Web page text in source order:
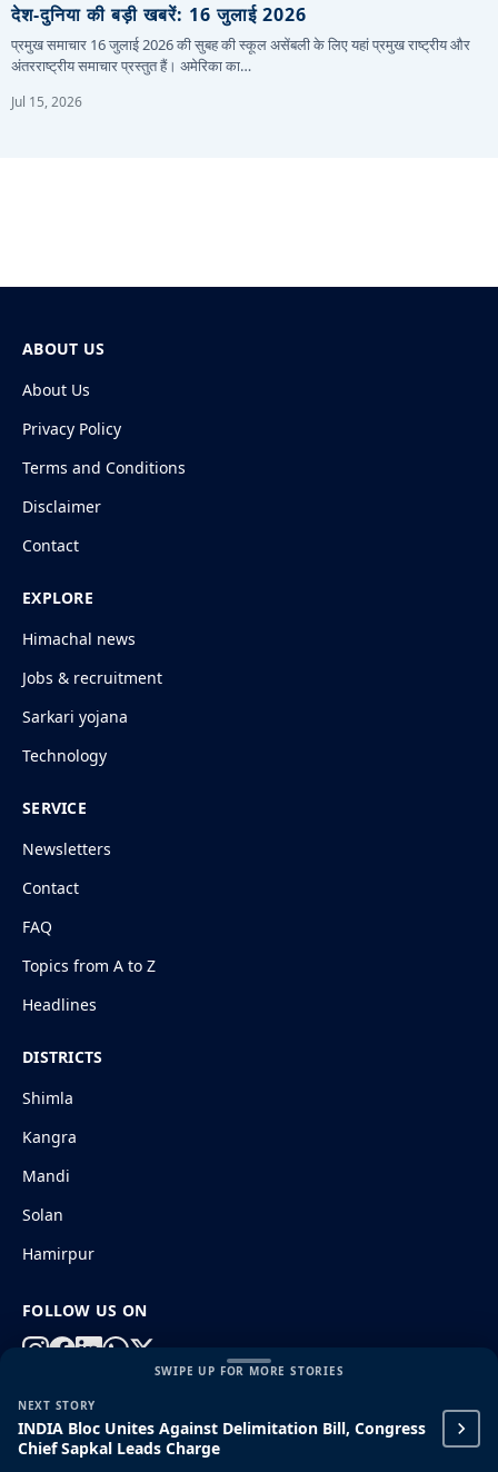
देश-दुनिया की बड़ी खबरें: 16 जुलाई 2026
प्रमुख समाचार 16 जुलाई 2026 की सुबह की स्कूल असेंबली के लिए यहां प्रमुख राष्ट्रीय और
अंतरराष्ट्रीय समाचार प्रस्तुत हैं। अमेरिका का…
Jul 15, 2026
SWIPE UP FOR MORE STORIES
NEXT STORY
INDIA Bloc Unites Against Delimitation Bill, Congress
Chief Sapkal Leads Charge
ABOUT US
About Us
Privacy Policy
Terms and Conditions
Disclaimer
Contact
EXPLORE
Himachal news
Jobs & recruitment
Sarkari yojana
Technology
SERVICE
Newsletters
Contact
FAQ
Topics from A to Z
Headlines
DISTRICTS
Shimla
Kangra
Mandi
Solan
Hamirpur
FOLLOW US ON
© 2026 HimachalGovt.com
| Terms and Conditions | Disclaimer